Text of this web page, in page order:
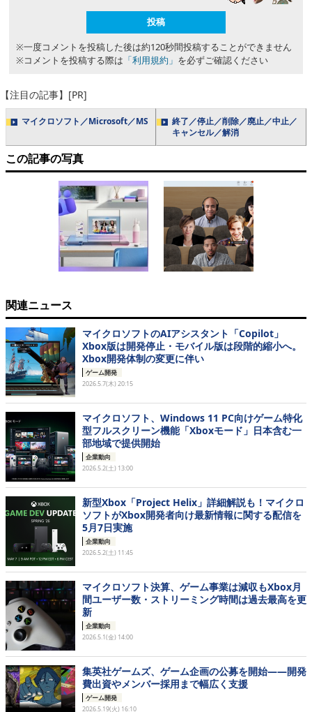
※一度コメントを投稿した後は約120秒間投稿することができません
※コメントを投稿する際は 「利用規約」 を必ずご確認ください
【注目の記事】[PR]
マイクロソフト／Microsoft／MS
終了／停止／削除／廃止／中止／
キャンセル／解消
この記事の写真
関連ニュース
マイクロソフトのAIアシスタント「Copilot」
Xbox版は開発停止・モバイル版は段階的縮小へ。
Xbox開発体制の変更に伴い
ゲーム開発
2026.5.7(木) 20:15
マイクロソフト、Windows 11 PC向けゲーム特化
型フルスクリーン機能「Xboxモード」日本含む一
部地域で提供開始
企業動向
2026.5.2(土) 13:00
新型Xbox「Project Helix」詳細解説も！マイクロ
ソフトがXbox開発者向け最新情報に関する配信を
5月7日実施
企業動向
2026.5.2(土) 11:45
マイクロソフト決算、ゲーム事業は減収もXbox月
間ユーザー数・ストリーミング時間は過去最高を更
新
企業動向
2026.5.1(金) 14:00
集英社ゲームズ、ゲーム企画の公募を開始——開発
費出資やメンバー採用まで幅広く支援
ゲーム開発
2026.5.19(火) 16:10